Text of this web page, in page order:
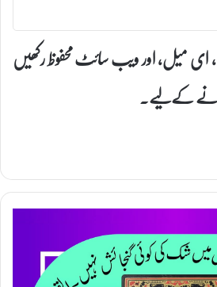
ای میل، اور ویب سائٹ محفوظ رکھیں
کےلیے۔